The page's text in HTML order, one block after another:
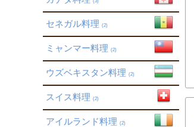
セネガル料理 (2)
ミャンマー料理 (2)
ウズベキスタン料理 (2)
スイス料理 (2)
アイルランド料理 (2)